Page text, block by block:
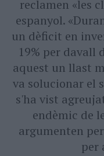
reclamen «les
espanyol.
un dèficit en
19% per davall
aquest un llast
va solucionar el
s'ha vist
endèmic de
argumenten
per